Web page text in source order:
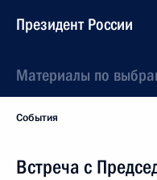
Президент России
Материалы по
События
Встреча с